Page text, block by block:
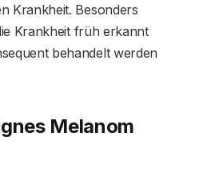
Krankheit. Besonders
Krankheit früh erkannt
behandelt werden
Melanom